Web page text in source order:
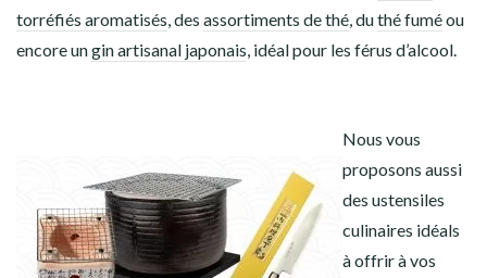
torréfiés aromatisés, des assortiments de thé, duthé fuméou
encore ungin artisanal japonais, idéal pour les férus d’alcool.
Nous vous
proposons aussi
des ustensiles
culinaires idéals
à offrir à vos